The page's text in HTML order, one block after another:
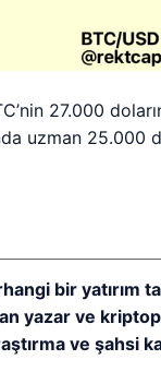
27.000
uzman 25.000
bir yatırım
yazar ve
ve şahsi